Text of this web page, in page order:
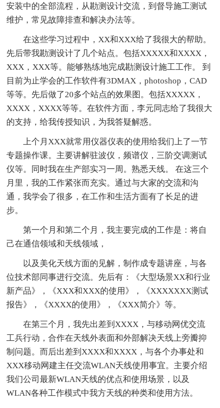
安装中的全部流程，从勘测设计交流，到督导施工测试
维护，常见故障排查和解决办法等。
在这些学习过程中，XX和XXX给了我很大的帮助。
先后带我勘测设计了几个站点。包括XXXXX和XXXX，
XXX，XXX等。能够熟练地完成勘测设计施工工作。 到
目前为止学会的工作软件有3DMAX，photoshop，CAD
等等。先后做了20多个站点的效果图。包括XXXXX，
XXXX，XXXX等等。在软件方面，李元同志给了我很大
的支持，给我传授知识，为我答疑解惑。
上个月XXX就常用仪器仪表的使用给我们上了一节
专题操作课。主要讲解驻波仪，频谱仪，三阶交调测试
仪等。同时我在生产部实习一周。熟悉天线。 在这三个
月里，我的工作紧张而充实。通过与大家的交流和沟
通，我学会了很多，在工作和生活方面有了长足的进
步。
第一个月和第二个月，我主要完成的工作是：将自
己在通信领域和天线领域，
以及美化天线方面的见解，制作成专题讲座，与各
位技术部同事进行交流。先后有：《大型场景XX和行业
新产品》，《XXX和XXX的使用》，《XXXXXXX测试
报告》，《XXXX的使用》，《XXX简介》等。
在第三个月，我先出差到XXXX，与移动网优交流
工兵行动，合作在天线外表面和外部解决天线上旁瓣抑
制问题。而后出差到XXXX和XXXX，与各个办事处和
XXX移动网建主任交流WLAN天线使用事宜。主要介绍
我们公司最新WLAN天线的优点和使用场景，以及
WLAN各种工作模式中我方天线的种类和使用方法。